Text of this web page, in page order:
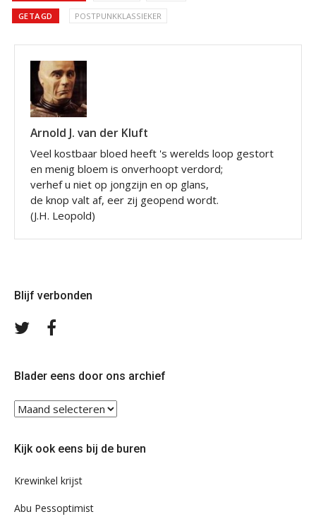
GETAGD POSTPUNKKLASSIEKER
Arnold J. van der Kluft
Veel kostbaar bloed heeft 's werelds loop gestort
en menig bloem is onverhoopt verdord;
verhef u niet op jongzijn en op glans,
de knop valt af, eer zij geopend wordt.
(J.H. Leopold)
Blijf verbonden
Volg
Blader eens door ons archief
Blader
eens
ons
Kijk ook eens bij de buren
Krewinkel krijst
Abu Pessoptimist